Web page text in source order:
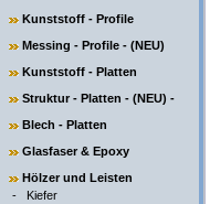
Kunststoff - Profile
Messing - Profile - (NEU)
Kunststoff - Platten
Struktur - Platten - (NEU) -
Blech - Platten
Glasfaser & Epoxy
Hölzer und Leisten
- Kiefer